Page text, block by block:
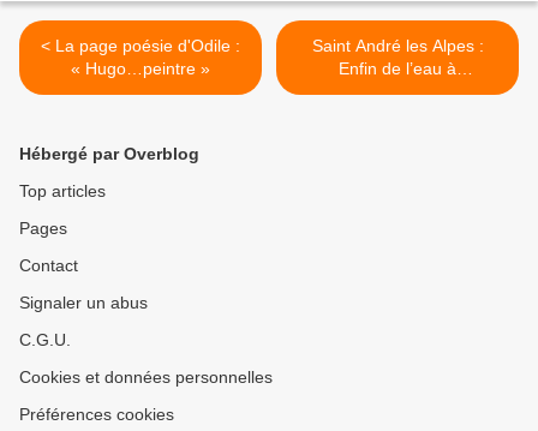
< La page poésie d'Odile :
« Hugo…peintre »
Saint André les Alpes :
Enfin de l’eau à
Courchons ! >
Hébergé par Overblog
Top articles
Pages
Contact
Signaler un abus
C.G.U.
Cookies et données personnelles
Préférences cookies